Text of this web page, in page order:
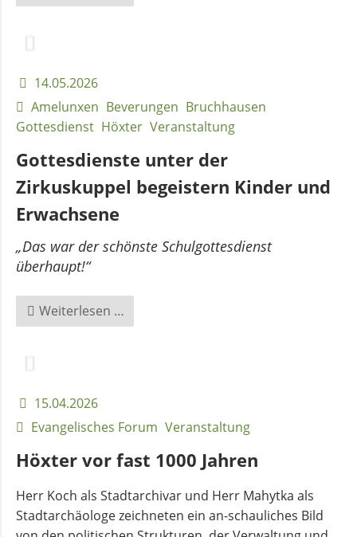
Händel
–
10.
Freundschaftskonzert
begeistert
in
14.05.2026
Amelunxen Beverungen Bruchhausen
Gottesdienst Höxter Veranstaltung
Gottesdienste unter der
Zirkuskuppel begeistern Kinder und
Erwachsene
„Das war der schönste Schulgottesdienst
überhaupt!“
Weiterlesen …
unter
und
Erwachsene
15.04.2026
Evangelisches Forum Veranstaltung
Höxter vor fast 1000 Jahren
Herr Koch als Stadtarchivar und Herr Mahytka als
Stadtarchäologe zeichneten ein an-schauliches Bild